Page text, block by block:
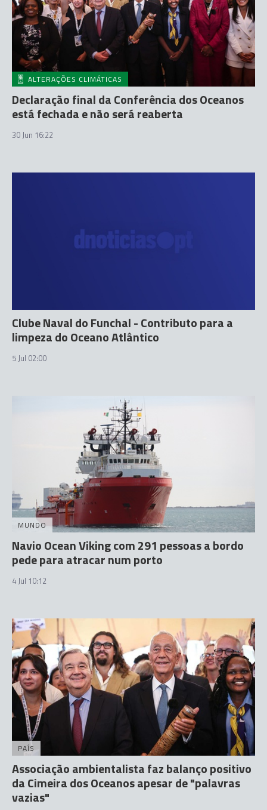
ALTERAÇÕES CLIMÁTICAS
Declaração final da Conferência dos Oceanos
está fechada e não será reaberta
30 Jun 16:22
Clube Naval do Funchal - Contributo para a
limpeza do Oceano Atlântico
5 Jul 02:00
MUNDO
Navio Ocean Viking com 291 pessoas a bordo
pede para atracar num porto
4 Jul 10:12
PAÍS
Associação ambientalista faz balanço positivo
da Cimeira dos Oceanos apesar de "palavras
vazias"